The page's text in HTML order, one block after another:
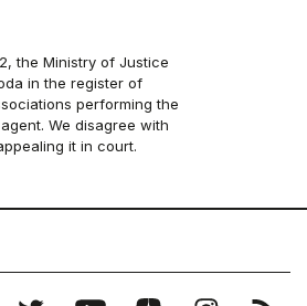
the Ministry of Justice
in the register of
performing the
We disagree with
it in court.